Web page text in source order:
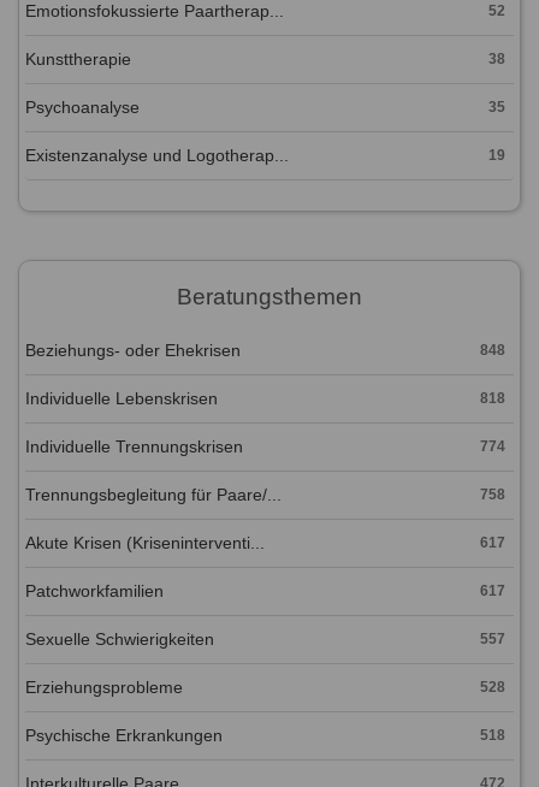
Emotionsfokussierte Paartherap... 52
Kunsttherapie 38
Psychoanalyse 35
Existenzanalyse und Logotherap... 19
Beratungsthemen
Beziehungs- oder Ehekrisen 848
Individuelle Lebenskrisen 818
Individuelle Trennungskrisen 774
Trennungsbegleitung für Paare/... 758
Akute Krisen (Kriseninterventi... 617
Patchworkfamilien 617
Sexuelle Schwierigkeiten 557
Erziehungsprobleme 528
Psychische Erkrankungen 518
472